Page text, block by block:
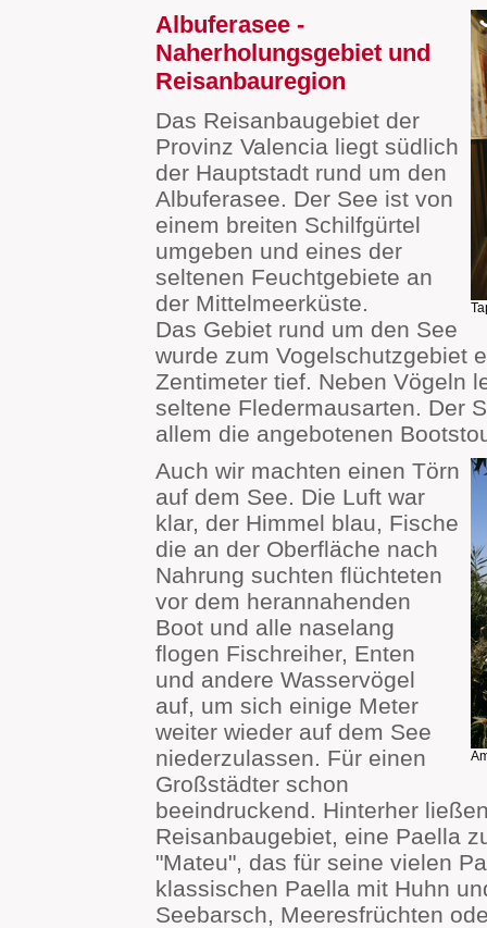
Albuferasee -
Naherholungsgebiet und
Reisanbauregion
Das Reisanbaugebiet der
Provinz Valencia liegt südlich
der Hauptstadt rund um den
Albuferasee. Der See ist von
einem breiten Schilfgürtel
umgeben und eines der
seltenen Feuchtgebiete an
der Mittelmeerküste.
Das Gebiet rund um den See
wurde zum Vogelschutzgebiet
Zentimeter tief. Neben Vögeln
seltene Fledermausarten. Der
allem die angebotenen
Auch wir machten einen Törn
auf dem See. Die Luft war
klar, der Himmel blau, Fische
die an der Oberfläche nach
Nahrung suchten flüchteten
vor dem herannahenden
Boot und alle naselang
flogen Fischreiher, Enten
und andere Wasservögel
auf, um sich einige Meter
weiter wieder auf dem See
niederzulassen. Für einen
Großstädter schon
beeindruckend. Hinterher
Reisanbaugebiet, eine Paella
"Mateu", das für seine vielen
klassischen Paella mit Huhn
Seebarsch, Meeresfrüchten